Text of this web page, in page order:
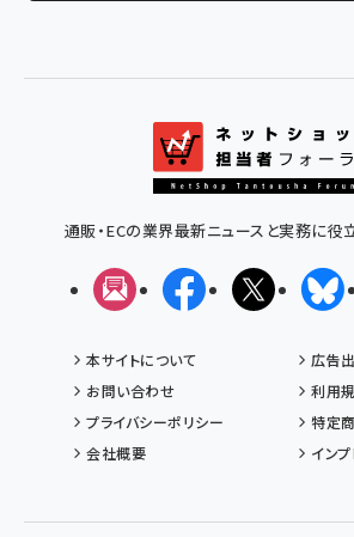
通販・ECの業界最新ニュースと実務に役
メルマガFacebookX(エック
本サイトについて
広告
お問い合わせ
利用
プライバシーポリシー
特定
会社概要
イン